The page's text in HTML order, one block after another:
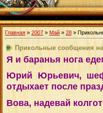
Главная » 2007 » Май » 28 »
Прикольные сообщения
Я и баранья нога
Юрий Юрьевич,
отдыхает после
Вова, надевай